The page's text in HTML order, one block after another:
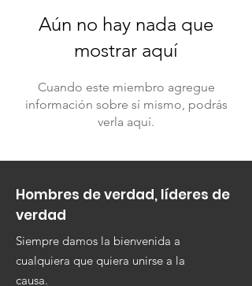
Aún no hay nada que
mostrar aquí
Cuando este miembro agregue
información sobre sí mismo, podrás
verla aquí.
Hombres de verdad, líderes de
verdad
Siempre damos la bienvenida a
cualquiera que quiera unirse a la
causa.